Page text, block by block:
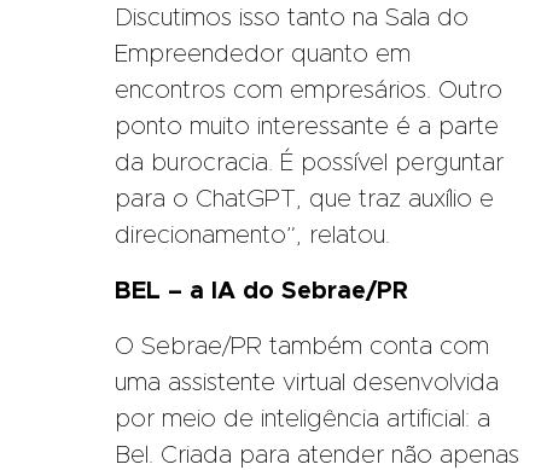
Discutimos isso tanto na Sala do
Empreendedor quanto em
encontros com empresários. Outro
ponto muito interessante é a parte
da burocracia. É possível perguntar
para o ChatGPT, que traz auxílio e
direcionamento”, relatou.
BEL – a IA do Sebrae/PR
O Sebrae/PR também conta com
uma assistente virtual desenvolvida
por meio de inteligência artificial: a
Bel. Criada para atender não apenas